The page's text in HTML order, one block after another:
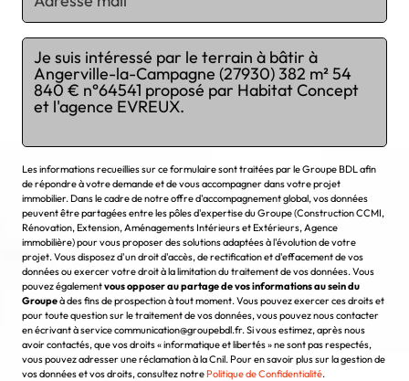
Chargement...
Les informations recueillies sur ce formulaire sont traitées par le Groupe BDL afin
de répondre à votre demande et de vous accompagner dans votre projet
immobilier. Dans le cadre de notre offre d'accompagnement global, vos données
peuvent être partagées entre les pôles d'expertise du Groupe (Construction CCMI,
Rénovation, Extension, Aménagements Intérieurs et Extérieurs, Agence
immobilière) pour vous proposer des solutions adaptées à l'évolution de votre
projet. Vous disposez d'un droit d'accès, de rectification et d'effacement de vos
données ou exercer votre droit à la limitation du traitement de vos données. Vous
pouvez égalementvous opposer au partage de vos informations au sein du
Groupeà des fins de prospection à tout moment. Vous pouvez exercer ces droits et
pour toute question sur le traitement de vos données, vous pouvez nous contacter
en écrivant à service communication@groupebdl.fr. Si vous estimez, après nous
avoir contactés, que vos droits « informatique et libertés » ne sont pas respectés,
vous pouvez adresser une réclamation à la Cnil. Pour en savoir plus sur la gestion de
vos données et vos droits, consultez notre Politique de Confidentialité.